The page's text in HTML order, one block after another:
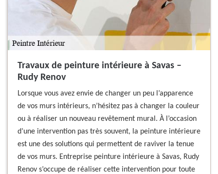
Travaux de peinture intérieure à Savas –
Rudy Renov
Lorsque vous avez envie de changer un peu l’apparence
de vos murs intérieurs, n’hésitez pas à changer la couleur
ou à réaliser un nouveau revêtement mural. À l’occasion
d’une intervention pas très souvent, la peinture intérieure
est une des solutions qui permettent de raviver la tenue
de vos murs. Entreprise peinture intérieure à Savas, Rudy
Renov s’occupe de réaliser cette intervention pour toute